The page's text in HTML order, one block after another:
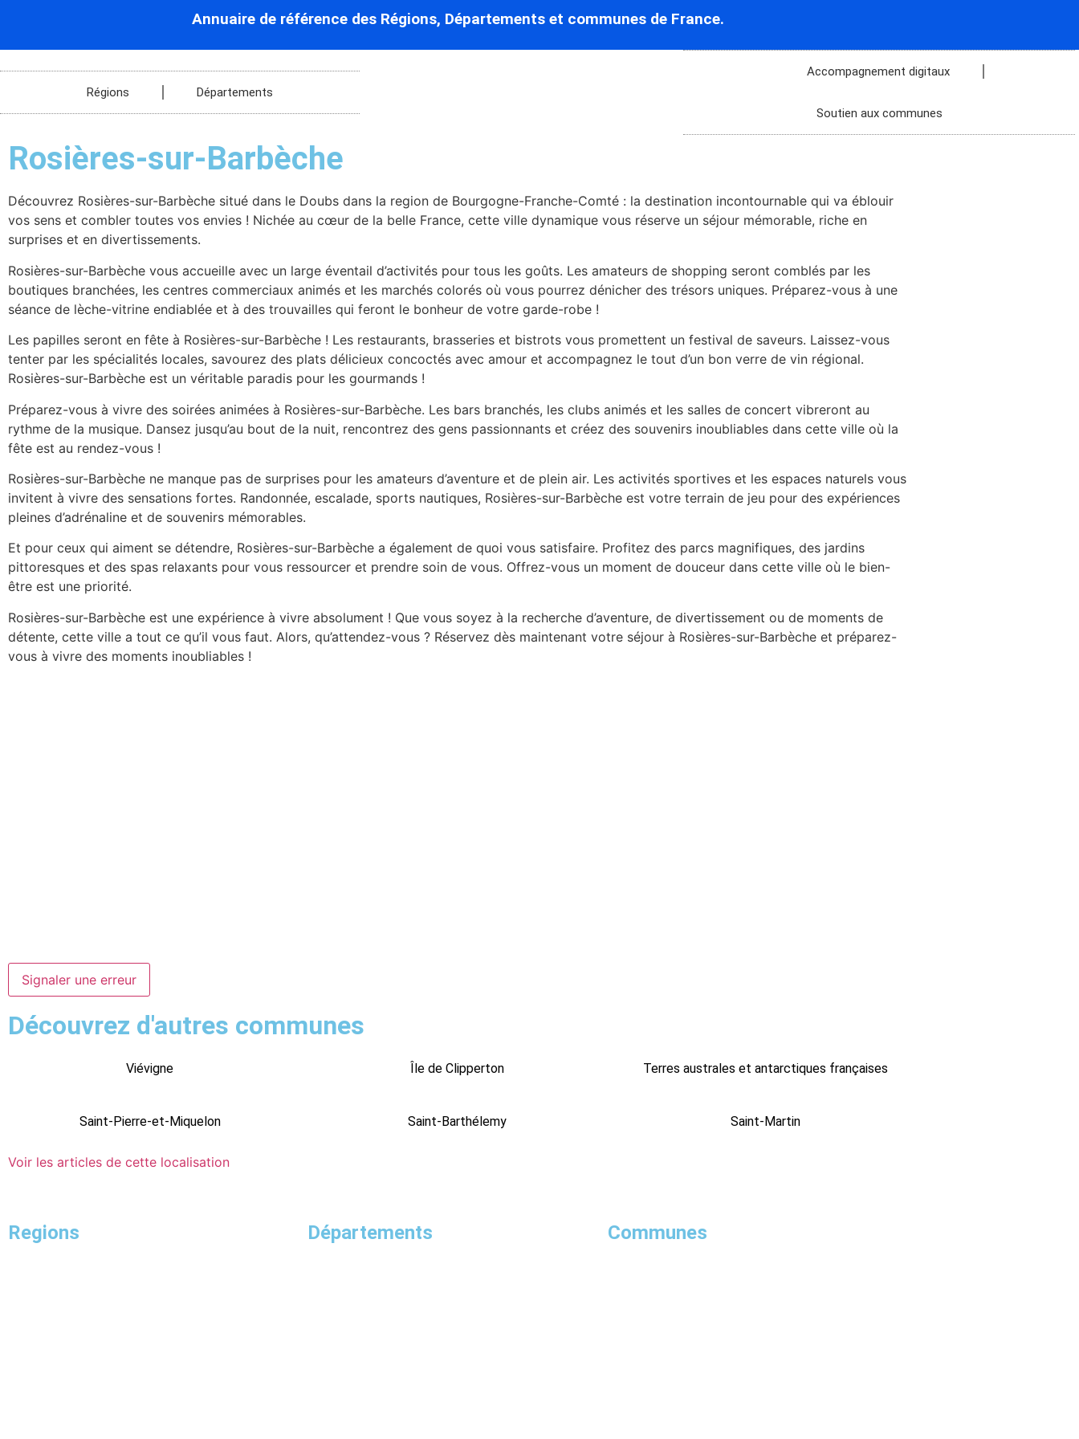
Annuaire de référence des Régions, Départements et communes de France.
Régions Départements
Accompagnement digitaux
Soutien aux communes
Rosières-sur-Barbèche
Découvrez Rosières-sur-Barbèche situé dans le Doubs dans la region de Bourgogne-Franche-Comté : la destination incontournable qui va éblouir
vos sens et combler toutes vos envies ! Nichée au cœur de la belle France, cette ville dynamique vous réserve un séjour mémorable, riche en
surprises et en divertissements.
Rosières-sur-Barbèche vous accueille avec un large éventail d’activités pour tous les goûts. Les amateurs de shopping seront comblés par les
boutiques branchées, les centres commerciaux animés et les marchés colorés où vous pourrez dénicher des trésors uniques. Préparez-vous à une
séance de lèche-vitrine endiablée et à des trouvailles qui feront le bonheur de votre garde-robe !
Les papilles seront en fête à Rosières-sur-Barbèche ! Les restaurants, brasseries et bistrots vous promettent un festival de saveurs. Laissez-vous
tenter par les spécialités locales, savourez des plats délicieux concoctés avec amour et accompagnez le tout d’un bon verre de vin régional.
Rosières-sur-Barbèche est un véritable paradis pour les gourmands !
Préparez-vous à vivre des soirées animées à Rosières-sur-Barbèche. Les bars branchés, les clubs animés et les salles de concert vibreront au
rythme de la musique. Dansez jusqu’au bout de la nuit, rencontrez des gens passionnants et créez des souvenirs inoubliables dans cette ville où la
fête est au rendez-vous !
Rosières-sur-Barbèche ne manque pas de surprises pour les amateurs d’aventure et de plein air. Les activités sportives et les espaces naturels vous
invitent à vivre des sensations fortes. Randonnée, escalade, sports nautiques, Rosières-sur-Barbèche est votre terrain de jeu pour des expériences
pleines d’adrénaline et de souvenirs mémorables.
Et pour ceux qui aiment se détendre, Rosières-sur-Barbèche a également de quoi vous satisfaire. Profitez des parcs magnifiques, des jardins
pittoresques et des spas relaxants pour vous ressourcer et prendre soin de vous. Offrez-vous un moment de douceur dans cette ville où le bien-
être est une priorité.
Rosières-sur-Barbèche est une expérience à vivre absolument ! Que vous soyez à la recherche d’aventure, de divertissement ou de moments de
détente, cette ville a tout ce qu’il vous faut. Alors, qu’attendez-vous ? Réservez dès maintenant votre séjour à Rosières-sur-Barbèche et préparez-
vous à vivre des moments inoubliables !
Signaler une erreur
Découvrez d'autres communes
Viévigne Île de Clipperton Terres australes et antarctiques françaises
Saint-Pierre-et-Miquelon Saint-Barthélemy Saint-Martin
Voir les articles de cette localisation
Regions Départements Communes